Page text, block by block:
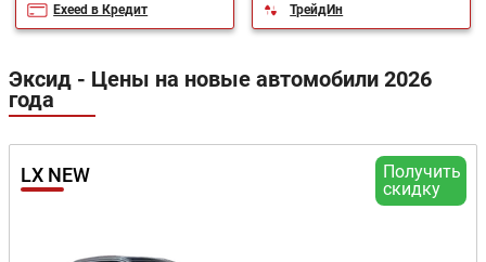
Exeed в Кредит ТрейдИн
Эксид - Цены на новые автомобили 2026
года
Получить
скидку
LX NEW